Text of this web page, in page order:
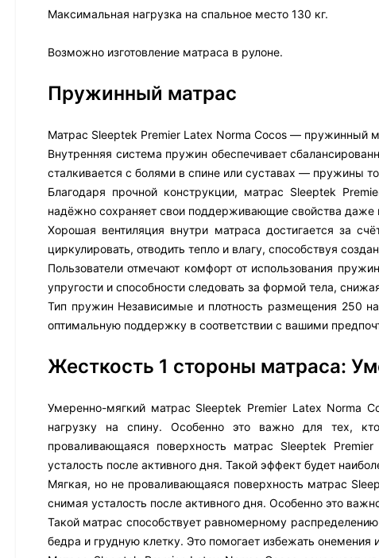
Максимальная нагрузка на спальное место 130 кг.
Возможно изготовление матраса в рулоне.
Пружинный матрас
Матрас Sleeptek Premier Latex Norma Cocos — пружинный
Внутренняя система пружин обеспечивает
сталкивается с болями в спине или суставах — пружины
Благодаря прочной конструкции, матрас Sleeptek
надёжно сохраняет свои поддерживающие свойства даже
Хорошая вентиляция внутри матраса достигается за
циркулировать, отводить тепло и влагу, способствуя
Пользователи отмечают комфорт от использования
упругости и способности следовать за формой тела,
Тип пружин Независимые и плотность размещения 250
оптимальную поддержку в соответствии с вашими
Жесткость 1 стороны матраса:
Умеренно-мягкий матрас Sleeptek Premier Latex Norma
нагрузку на спину. Особенно это важно для тех,
проваливающаяся поверхность матрас Sleeptek
усталость после активного дня. Такой эффект будет
Мягкая, но не проваливающаяся поверхность матрас
снимая усталость после активного дня. Особенно это
Такой матрас способствует равномерному
бедра и грудную клетку. Это помогает избежать онемения